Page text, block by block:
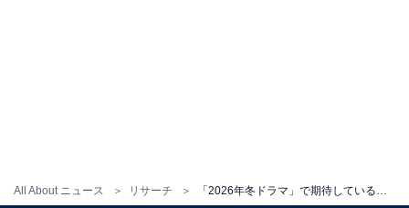
All About ニュース リサーチ